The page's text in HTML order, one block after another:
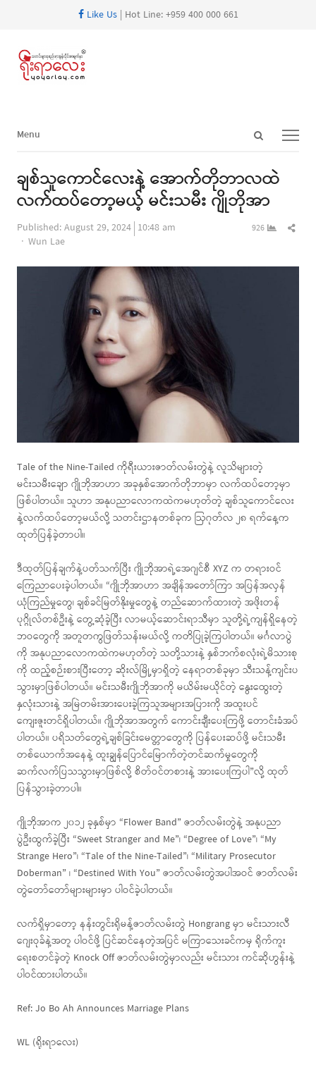
Like Us| Hot Line: +959 400 000 661
Open
panel
Menu
Menu
ချစ်သူကောင်လေးနဲ့ အောက်တိုဘာလထဲ
လက်ထပ်တော့မယ့် မင်းသမီး ဂျိုဘိုအာ
Published:August 29, 2024 10:48 am
Author
Wun Lae
926
Tale of the Nine-Tailed ကိုရီးယားဇာတ်လမ်းတွဲနဲ့ လူသိများတဲ့
မင်းသမီးချော ဂျိုဘိုအာဟာ အခုနှစ်အောက်တိုဘာမှာ လက်ထပ်တော့မှာ
ဖြစ်ပါတယ်။ သူဟာ အနုပညာလောကထဲကမဟုတ်တဲ့ ချစ်သူကောင်လေး
နဲ့လက်ထပ်တော့မယ်လို့ သတင်းဌာနတစ်ခုက ဩဂုတ်လ ၂၈ ရက်နေ့က
ထုတ်ပြန်ခဲ့တာပါ။
ဒီထုတ်ပြန်ချက်နဲ့ပတ်သက်ပြီး ဂျိုဘိုအာရဲ့အေဂျင်စီ XYZ က တရားဝင်
ကြေညာပေးခဲ့ပါတယ်။ “ဂျိုဘိုအာဟာ အချိန်အတော်ကြာ အပြန်အလှန်
ယုံကြည်မှုတွေ၊ ချစ်ခင်မြတ်နိုးမှုတွေနဲ့ တည်ဆောက်ထားတဲ့ အဖိုးတန်
ပုဂ္ဂိုလ်တစ်ဦးနဲ့ တွေ့ဆုံခဲ့ပြီး လာမယ့်ဆောင်းရာသီမှာ သူတို့ရဲ့ကျန်ရှိနေတဲ့
ဘဝတွေကို အတူတကွဖြတ်သန်းမယ်လို့ ကတိပြုခဲ့ကြပါတယ်။ မင်္ဂလာပွဲ
ကို အနုပညာလောကထဲကမဟုတ်တဲ့ သတို့သားနဲ့ နှစ်ဘက်စလုံးရဲ့မိသားစု
ကို ထည့်စဉ်းစားပြီးတော့ ဆိုးလ်မြို့မှာရှိတဲ့ နေရာတစ်ခုမှာ သီးသန့်ကျင်းပ
သွားမှာဖြစ်ပါတယ်။ မင်းသမီးဂျိုဘိုအာကို မယိမ်းမယိုင်တဲ့ နွေးထွေးတဲ့
နှလုံးသားနဲ့ အမြဲတမ်းအားပေးခဲ့ကြသူအများအပြားကို အထူးပင်
ကျေးဇူးတင်ရှိပါတယ်။ ဂျိုဘိုအာအတွက် ကောင်းချီးပေးကြဖို့ တောင်းခံအပ်
ပါတယ်။ ပရိသတ်တွေရဲ့ချစ်ခြင်းမေတ္တာတွေကို ပြန်ပေးဆပ်ဖို့ မင်းသမီး
တစ်ယောက်အနေနဲ့ ထူးချွန်ပြောင်မြောက်တဲ့တင်ဆက်မှုတွေကို
ဆက်လက်ပြသသွားမှာဖြစ်လို့ စိတ်ဝင်တစားနဲ့ အားပေးကြပါ”လို့ ထုတ်
ပြန်သွားခဲ့တာပါ။
ဂျိုဘိုအာက ၂၀၁၂ ခုနှစ်မှာ “Flower Band” ဇာတ်လမ်းတွဲနဲ့ အနုပညာ
ပွဲဦးထွက်ခဲ့ပြီး “Sweet Stranger and Me”၊ “Degree of Love”၊ “My
Strange Hero”၊ “Tale of the Nine-Tailed”၊ “Military Prosecutor
Doberman” ၊ “Destined With You” ဇာတ်လမ်းတွဲအပါအဝင် ဇာတ်လမ်း
တွဲတော်တော်များများမှာ ပါဝင်ခဲ့ပါတယ်။
လက်ရှိမှာတော့ နန်းတွင်းရိုမန့်ဇာတ်လမ်းတွဲ Hongrang မှာ မင်းသားလီ
ဂျေးဝုခ်နဲ့အတူ ပါဝင်ဖို့ ပြင်ဆင်နေတဲ့အပြင် မကြာသေးခင်ကမှ ရိုက်ကူး
ရေးစတင်ခဲ့တဲ့ Knock Off ဇာတ်လမ်းတွဲမှာလည်း မင်းသား ကင်ဆိုဟွန်းနဲ့
ပါဝင်ထားပါတယ်။
Ref: Jo Bo Ah Announces Marriage Plans
WL (ရိုးရာလေး)